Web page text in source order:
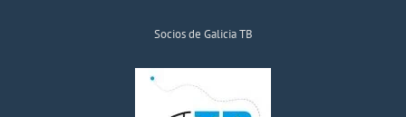
Socios de Galicia TB